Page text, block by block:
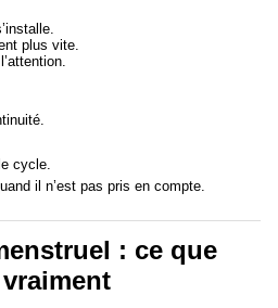
plus vite.
cycle.
il n’est pas pris en compte.
: ce que